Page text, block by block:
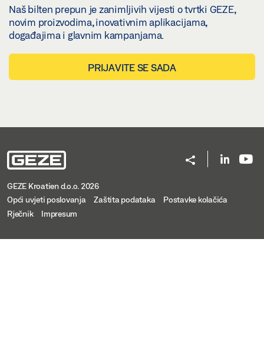
Naš bilten prepun je zanimljivih vijesti o tvrtki GEZE,
novim proizvodima, inovativnim aplikacijama,
događajima i glavnim kampanjama.
PRIJAVITE SE SADA
GEZE Kroatien d.o.o. 2026
Opći uvjeti poslovanja
Zaštita podataka
Postavke kolačića
Rječnik
Impresum